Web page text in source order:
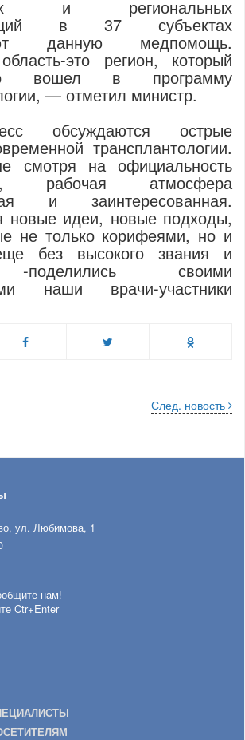
и региональных
в 37 субъектах
данную медпомощь.
это регион, который
вошел в программу
— отметил министр.
обсуждаются острые
трансплантологии.
смотря на официальность
рабочая атмосфера
и заинтересованная.
новые идеи, новые подходы,
не только корифеями, но и
без высокого звания и
поделились своими
наши врачи-участники
След. новость
ул. Любимова, 1
нам!
Ctr+Enter